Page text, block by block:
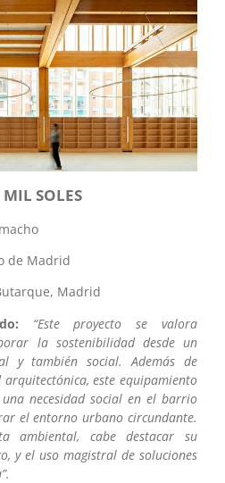
SOLES
de Madrid
Madrid
“Este proyecto se valora
la sostenibilidad desde un
y también social. Además de
este equipamiento
necesidad social en el barrio
el entorno urbano circundante.
ambiental, cabe destacar su
y el uso magistral de soluciones